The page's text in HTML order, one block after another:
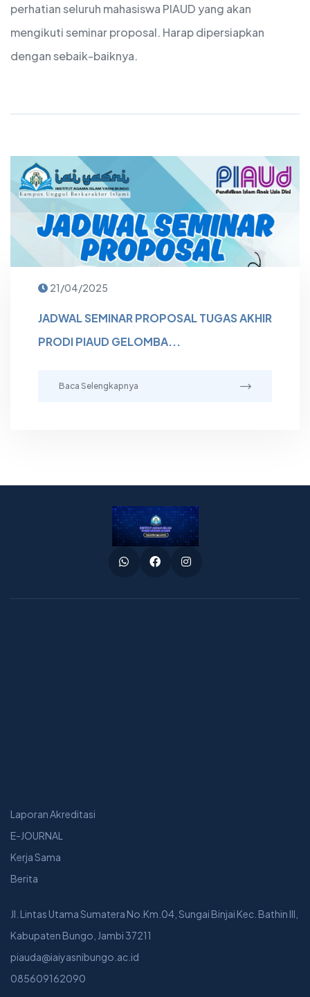
perhatian seluruh mahasiswa PIAUD yang akan
mengikuti seminar proposal. Harap dipersiapkan
dengan sebaik-baiknya.
21/04/2025
JADWAL SEMINAR PROPOSAL TUGAS AKHIR
PRODI PIAUD GELOMBA...
Baca Selengkapnya
Laporan Akreditasi
E-JOURNAL
Kerja Sama
Berita
Jl. Lintas Utama Sumatera No.Km.04, Sungai Binjai Kec. Bathin III,
Kabupaten Bungo, Jambi 37211
piauda@iaiyasnibungo.ac.id
085609162090